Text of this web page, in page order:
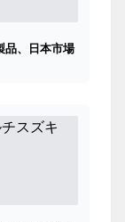
品、日本市場